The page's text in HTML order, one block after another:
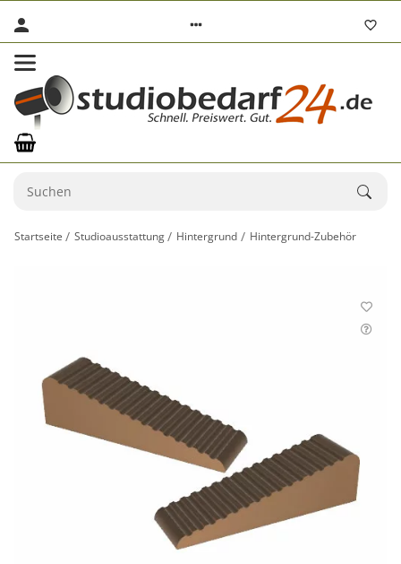
Startseite Studioausstattung Hintergrund Hintergrund-Zubehör